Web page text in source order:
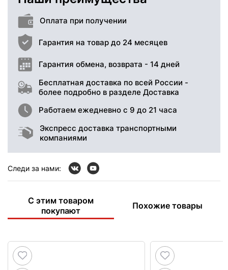
Оплата при получении
Гарантия на товар до 24 месяцев
Гарантия обмена, возврата - 14 дней
Бесплатная доставка по всей России -
более подробно в разделе Доставка
Работаем ежедневно с 9 до 21 часа
Экспресс доставка транспортными
компаниями
Следи за нами:
С этим товаром
покупают
Похожие товары